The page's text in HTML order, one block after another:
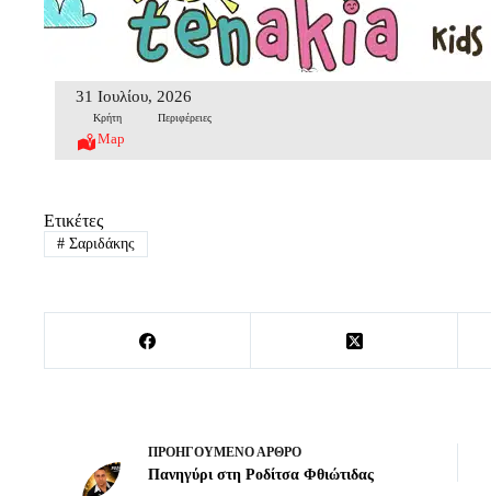
31 Ιουλίου, 2026
Κρήτη Περιφέρειες
Map
Ετικέτες
#Σαριδάκης
ΠΡΟΗΓΟΎΜΕΝΟ ΆΡΘΡΟ
Πανηγύρι στη Ροδίτσα Φθιώτιδας